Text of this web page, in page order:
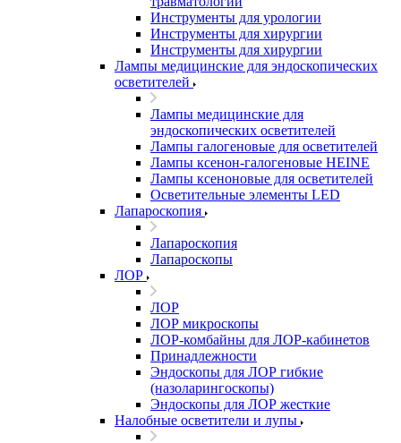
Инструменты для урологии
Инструменты для хирургии
Инструменты для хирургии
Лампы медицинские для эндоскопических
осветителей
Лампы медицинские для
эндоскопических осветителей
Лампы галогеновые для осветителей
Лампы ксенон-галогеновые HEINE
Лампы ксеноновые для осветителей
Осветительные элементы LED
Лапароскопия
Лапароскопия
Лапароскопы
ЛОР
ЛОР
ЛОР микроскопы
ЛОР-комбайны для ЛОР-кабинетов
Принадлежности
Эндоскопы для ЛОР гибкие
(назоларингоскопы)
Эндоскопы для ЛОР жесткие
Налобные осветители и лупы